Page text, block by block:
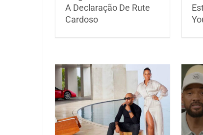
A Declaração De Rute
Cardoso